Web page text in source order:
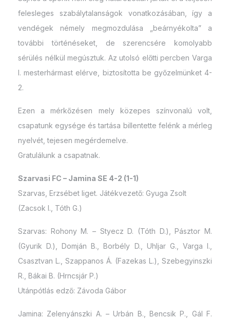
felesleges szabálytalanságok vonatkozásában, így a
vendégek némely megmozdulása „beárnyékolta” a
további történéseket, de szerencsére komolyabb
sérülés nélkül megúsztuk. Az utolsó előtti percben Varga
I. mesterhármast elérve, biztosította be győzelmünket 4-
2.
Ezen a mérkőzésen mely közepes színvonalú volt,
csapatunk egysége és tartása billentette felénk a mérleg
nyelvét, tejesen megérdemelve.
Gratulálunk a csapatnak.
Szarvasi FC – Jamina SE 4-2 (1-1)
Szarvas, Erzsébet liget. Játékvezető: Gyuga Zsolt
(Zacsok I., Tóth G.)
Szarvas: Rohony M. – Styecz D. (Tóth D.), Pásztor M.
(Gyurik D.), Domján B., Borbély D., Uhljar G., Varga I.,
Csasztvan L., Szappanos Á. (Fazekas L.), Szebegyinszki
R., Bákai B. (Hrncsjár P.)
Utánpótlás edző: Závoda Gábor
Jamina: Zelenyánszki A. – Urbán B., Bencsik P., Gál F.